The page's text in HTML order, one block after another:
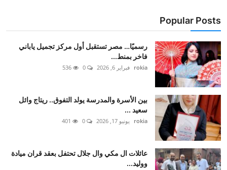
Popular Posts
رسميًا… مصر تستقبل أول مركز تجميل ياباني
فاخر بمنط...
rokia فبراير 6, 2026
بين الأسرة والمدرسة يولد التفوق.. ريتاج وائل
سعيد ...
rokia يونيو 17, 2026
عائلات ال مكي وال جلال تحتفل بعقد قران ميادة
ووليد...